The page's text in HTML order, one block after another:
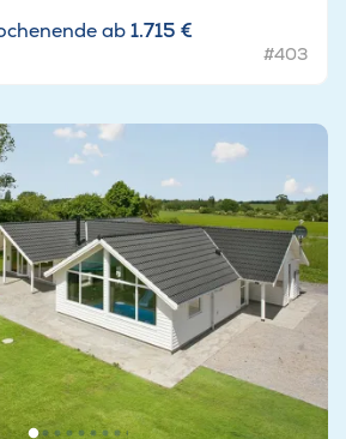
ab1.715 €
#403